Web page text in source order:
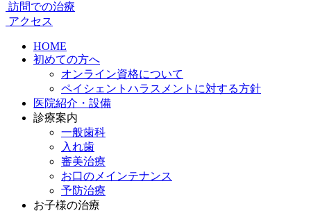
訪問での治療
アクセス
HOME
初めての方へ
オンライン資格について
ペイシェントハラスメントに対する方針
医院紹介・設備
診療案内
一般歯科
入れ歯
審美治療
お口のメインテナンス
予防治療
お子様の治療